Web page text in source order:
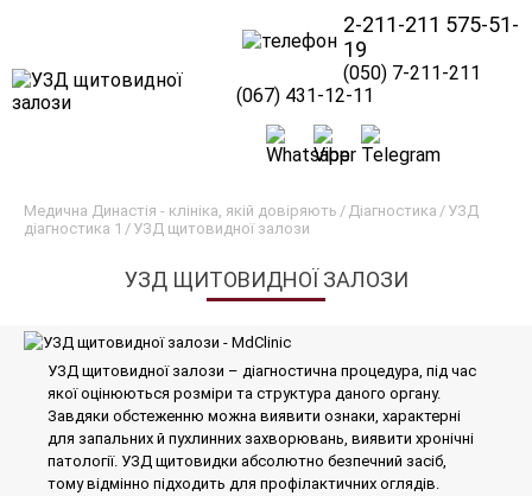
2-211-211 575-51-
19
(050) 7-211-211
(067) 431-12-11
Медична Династія - клініка, якій довіряють Діагностика
УЗД
діагностика 1
УЗД щитовидної залози
УЗД ЩИТОВИДНОЇ ЗАЛОЗИ
УЗД щитовидної залози – діагностична процедура, під час
якої оцінюються розміри та структура даного органу.
Завдяки обстеженню можна виявити ознаки, характерні
для запальних й пухлинних захворювань, виявити хронічні
патології. УЗД щитовидки абсолютно безпечний засіб,
тому відмінно підходить для профілактичних оглядів.